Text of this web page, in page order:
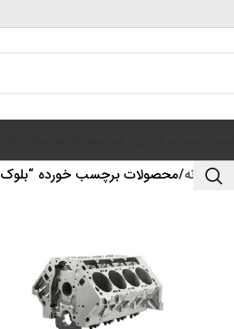
خانه محصولات برچسب خورده “بلوک